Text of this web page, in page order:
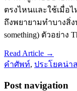
ตรงไหนและใช้เมื่อไ
ถึงพยายามทำบางสิ่
something) ตัวอย่าง
Read Article →
คำศัพท์, ประโยคน่า
Post navigation